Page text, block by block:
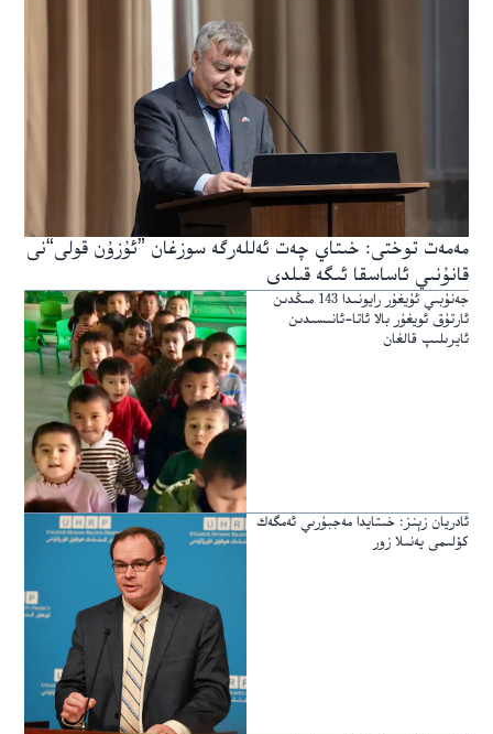
مەمەت توختى: خىتاي چەت ئەللەرگە سوزغان ”ئۇزۇن قولى“نى
قانۇنىي ئاساسقا ئىگە قىلدى
جەنۇبىي ئۇيغۇر رايونىدا 143 مىڭدىن
ئارتۇق ئويغۇر بالا ئاتا-ئانىسىدىن
ئايرىلىپ قالغان
ئادريان زېنز: خىتايدا مەجبۇرىي ئەمگەك
كۆلىمى يەنىلا زور